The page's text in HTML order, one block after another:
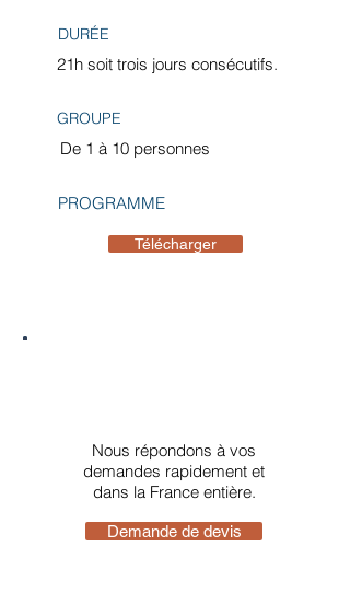
DURÉE
21h soit trois jours consécutifs.
GROUPE
De 1 à 10 personnes
PROGRAMME
Télécharger
Nous répondons à vos
demandes rapidement et
dans la France entière.
Demande de devis